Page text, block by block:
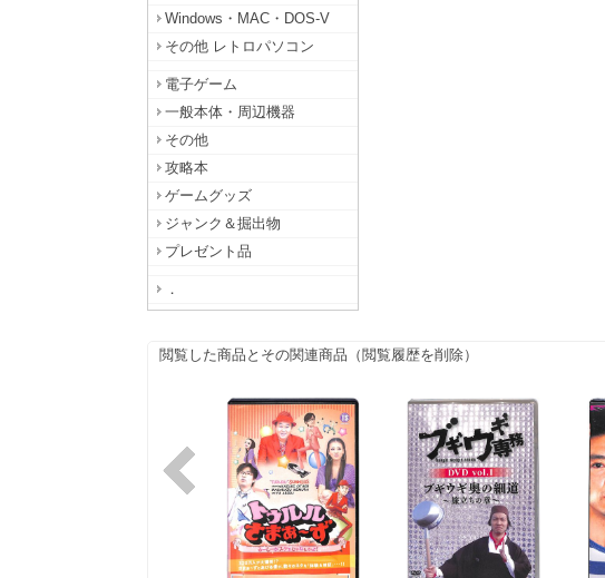
Windows・MAC・DOS-V
その他 レトロパソコン
電子ゲーム
一般本体・周辺機器
その他
攻略本
ゲームグッズ
ジャンク＆掘出物
プレゼント品
．